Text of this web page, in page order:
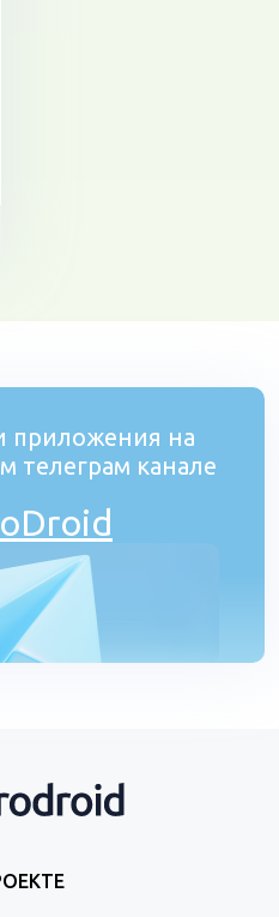
приложения на
телеграм канале